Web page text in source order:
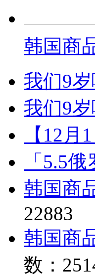
韩国商
我们9
我们9
【12
「5.5
韩国商
22883
韩国商
数：